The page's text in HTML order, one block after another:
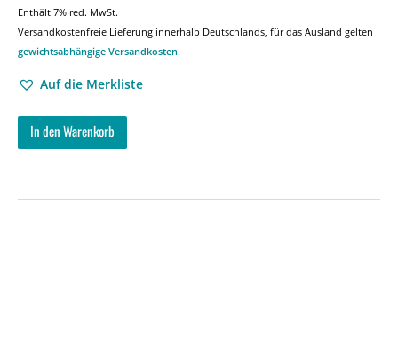
Enthält 7% red. MwSt.
Versandkostenfreie Lieferung innerhalb Deutschlands, für das Ausland gelten
gewichtsabhängige Versandkosten.
Auf die Merkliste
In den Warenkorb